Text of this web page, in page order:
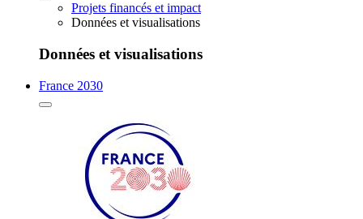
Projets financés et impact
Données et visualisations
Données et visualisations
France 2030